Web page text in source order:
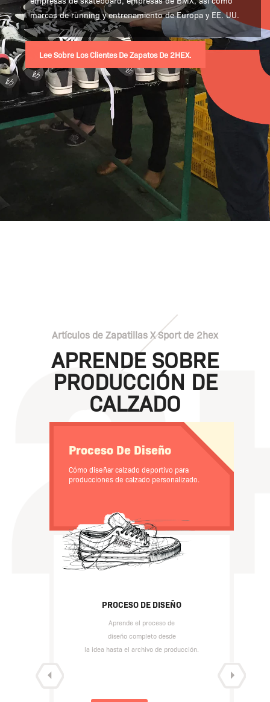
marcas de running y entrenamiento de Europa y EE. UU.
Lee Sobre Los Clientes De Zapatos De 2HEX.
Artículos de Zapatillas X Sport de 2hex
APRENDE SOBRE
PRODUCCIÓN DE
CALZADO
Proceso De Diseño
Cómo diseñar calzado deportivo para
producciones de calzado personalizado.
PROCESO DE DISEÑO
Aprende el proceso de
diseño completo desde
la idea hasta el archivo de producción.